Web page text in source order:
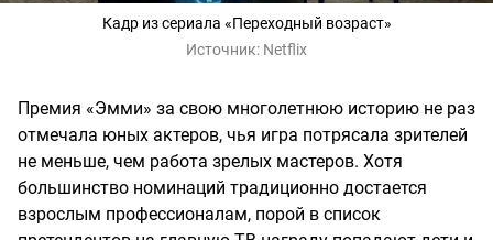
Кадр из сериала «Переходный возраст»
Источник: Netflix
Премия «Эмми» за свою многолетнюю историю не раз
отмечала юных актеров, чья игра потрясала зрителей
не меньше, чем работа зрелых мастеров. Хотя
большинство номинаций традиционно достается
взрослым профессионалам, порой в список